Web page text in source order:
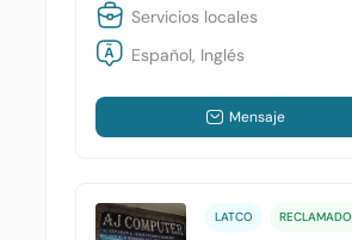
Servicios locales
Español, Inglés
Mensaje
LATCO RECLAMADO